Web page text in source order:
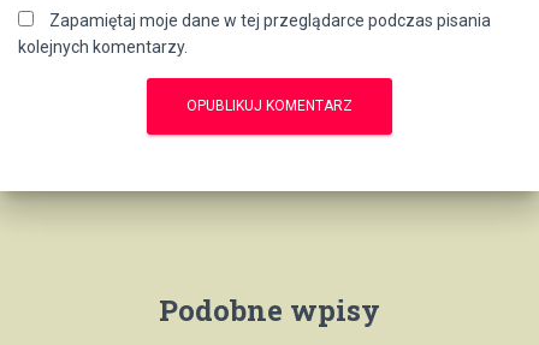
Zapamiętaj moje dane w tej przeglądarce podczas pisania
kolejnych komentarzy.
Podobne wpisy